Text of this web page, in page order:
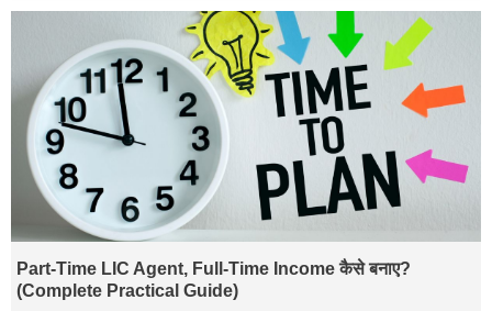
Part-Time LIC Agent, Full-Time Income कैसे बनाए?
(Complete Practical Guide)